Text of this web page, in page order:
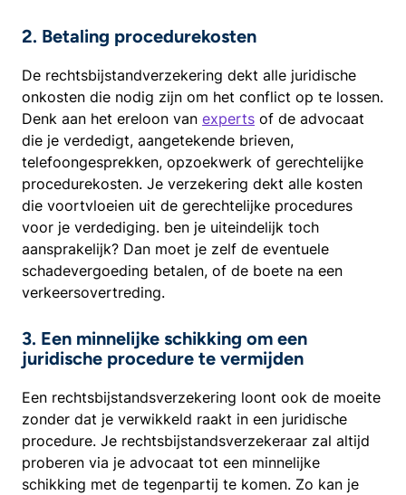
2. Betaling procedurekosten
De rechtsbijstandverzekering dekt alle juridische
onkosten die nodig zijn om het conflict op te lossen.
Denk aan het ereloon van experts of de advocaat
die je verdedigt, aangetekende brieven,
telefoongesprekken, opzoekwerk of gerechtelijke
procedurekosten. Je verzekering dekt alle kosten
die voortvloeien uit de gerechtelijke procedures
voor je verdediging. ben je uiteindelijk toch
aansprakelijk? Dan moet je zelf de eventuele
schadevergoeding betalen, of de boete na een
verkeersovertreding.
3. Een minnelijke schikking om een
juridische procedure te vermijden
Een rechtsbijstandsverzekering loont ook de moeite
zonder dat je verwikkeld raakt in een juridische
procedure. Je rechtsbijstandsverzekeraar zal altijd
proberen via je advocaat tot een minnelijke
schikking met de tegenpartij te komen. Zo kan je